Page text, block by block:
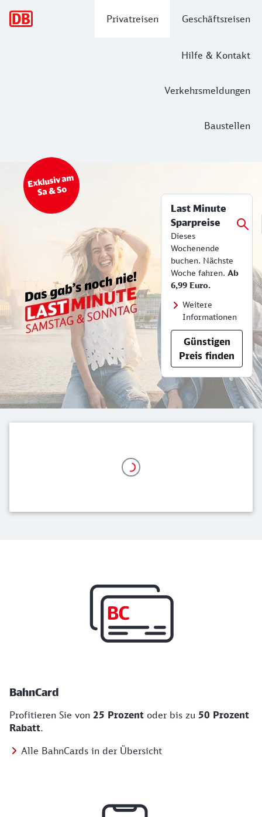
Privatreisen Geschäftsreisen
Hilfe & Kontakt
Verkehrsmeldungen
Baustellen
Bahn Tickets & Services
Top Angebot
Exklusiv am
Sa & So
Last Minute
Sparpreise
Dieses
Wochenende
buchen. Nächste
Woche fahren. Ab
6,99 Euro.
Weitere
Informationen
Günstigen
Preis finden
BahnCard
Profitieren Sie von 25 Prozent oder bis zu 50 Prozent
Rabatt.
Alle BahnCards in der Übersicht